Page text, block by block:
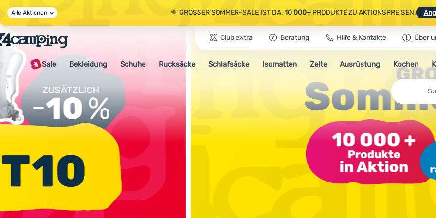
🌞 GROSSER SOMMER-SALE IST DA. 10 000+PRODUKTE ZU AKTIONSPREISEN.
🤫 - 10 % AUF AUSGEWÄHLTE CAMPING- & WANDERAUSRÜSTUNG.CODE OUT10
🌞 GROSSER SOMMER-SALE IST DA.10 000+PRODUKTE ZU AKTIONSPREISEN.
Alle Aktionen
Club eXtra Beratung Hilfe & Kontakte Über
Sale Bekleidung Schuhe Rucksäcke Schlafsäcke Isomatten Zelte Ausrüstung Kochen